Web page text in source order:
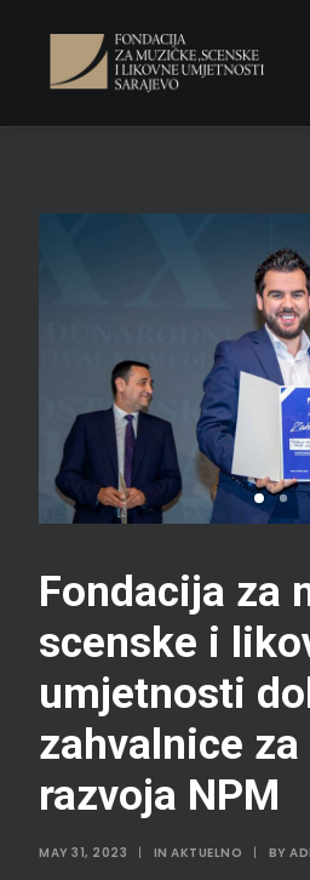
Fondacija za
scenske i
umjetnosti
zahvalnice
razvoja NPM
MAY 31, 2023 | IN AKTUELNO | BY